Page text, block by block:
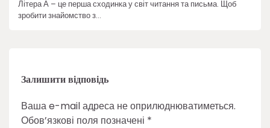
Літера А – це перша сходинка у світ читання та письма. Щоб
зробити знайомство з…
Залишити відповідь
Ваша e-mail адреса не оприлюднюватиметься.
Обов’язкові поля позначені *